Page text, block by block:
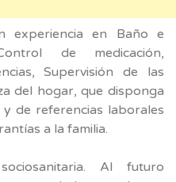
experiencia en Baño e
de medicación,
Supervisión de las
del hogar, que disponga
de referencias laborales
a la familia.
Al futuro